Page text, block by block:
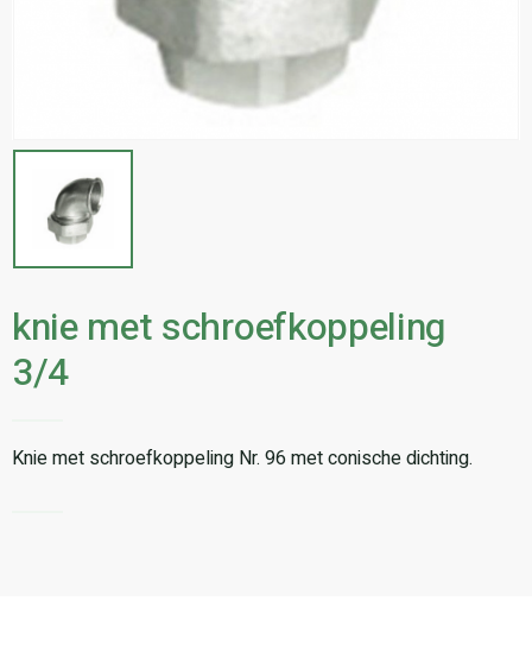
knie met schroefkoppeling
3/4
Knie met schroefkoppeling Nr. 96 met conische dichting.